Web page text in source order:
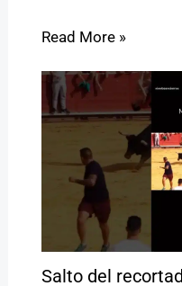
Read More »
Salto del